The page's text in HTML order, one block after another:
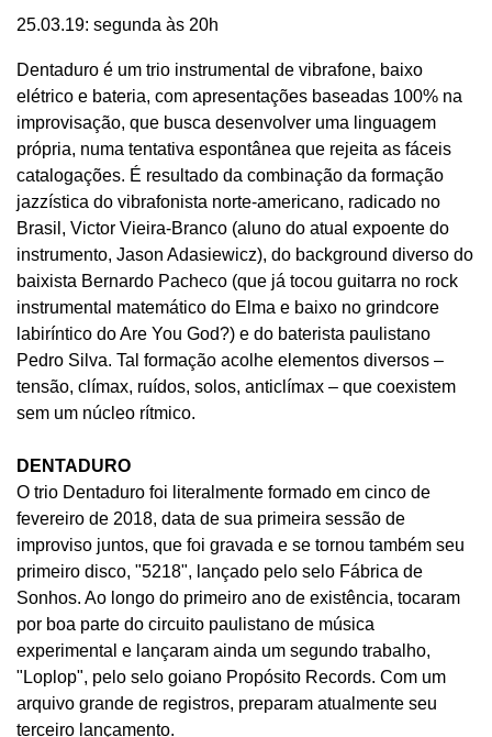
25.03.19: segunda às 20h
Dentaduro é um trio instrumental de vibrafone, baixo
elétrico e bateria, com apresentações baseadas 100% na
improvisação, que busca desenvolver uma linguagem
própria, numa tentativa espontânea que rejeita as fáceis
catalogações. É resultado da combinação da formação
jazzística do vibrafonista norte-americano, radicado no
Brasil, Victor Vieira-Branco (aluno do atual expoente do
instrumento, Jason Adasiewicz), do background diverso do
baixista Bernardo Pacheco (que já tocou guitarra no rock
instrumental matemático do Elma e baixo no grindcore
labiríntico do Are You God?) e do baterista paulistano
Pedro Silva. Tal formação acolhe elementos diversos –
tensão, clímax, ruídos, solos, anticlímax – que coexistem
sem um núcleo rítmico.
DENTADURO
O trio Dentaduro foi literalmente formado em cinco de
fevereiro de 2018, data de sua primeira sessão de
improviso juntos, que foi gravada e se tornou também seu
primeiro disco, "5218", lançado pelo selo Fábrica de
Sonhos. Ao longo do primeiro ano de existência, tocaram
por boa parte do circuito paulistano de música
experimental e lançaram ainda um segundo trabalho,
"Loplop", pelo selo goiano Propósito Records. Com um
arquivo grande de registros, preparam atualmente seu
terceiro lançamento.